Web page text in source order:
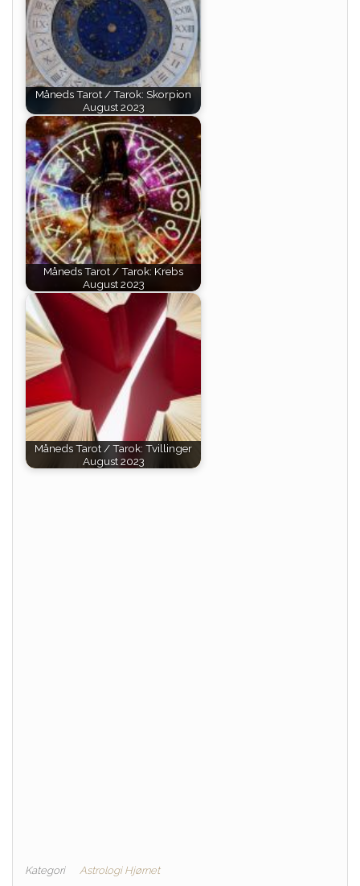
Måneds Tarot / Tarok: Skorpion
August 2023
Måneds Tarot / Tarok: Krebs
August 2023
Måneds Tarot / Tarok: Tvillinger
August 2023
Kategori Astrologi Hjørnet